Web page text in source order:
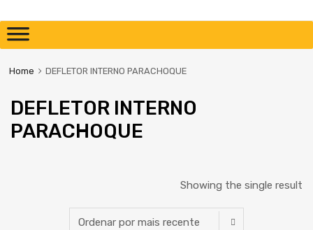
Pular
para
Home DEFLETOR INTERNO PARACHOQUE
DEFLETOR INTERNO
PARACHOQUE
Showing the single result